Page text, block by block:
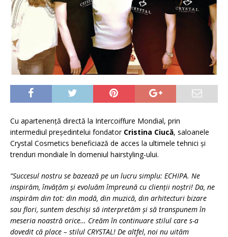
Cu apartenență directă la Intercoiffure Mondial, prin
intermediul președintelui fondator Cristina Ciucă, saloanele
Crystal Cosmetics beneficiază de acces la ultimele tehnici și
trenduri mondiale în domeniul hairstyling-ului.
“Succesul nostru se bazează pe un lucru simplu: ECHIPA. Ne
inspirăm, învățăm și evoluăm împreună cu clienții noștri! Da, ne
inspirăm din tot: din modă, din muzică, din arhitecturi bizare
sau flori, suntem deschiși să interpretăm și să transpunem în
meseria noastră orice… Creăm în continuare stilul care s-a
dovedit că place – stilul CRYSTAL! De altfel, noi nu uităm